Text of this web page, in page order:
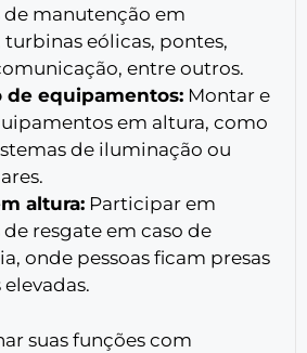
manutenção em
turbinas eólicas, pontes,
entre outros.
de equipamentos: Montar e
em altura, como
de iluminação ou
altura: Participar em
resgate em caso de
onde pessoas ficam presas
suas funções com